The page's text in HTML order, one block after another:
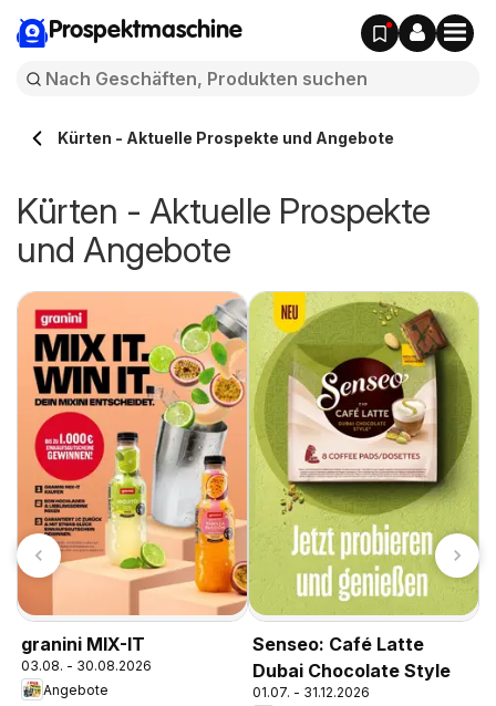
Prospektmaschine
Kürten - Aktuelle Prospekte und Angebote
Kürten - Aktuelle Prospekte
und Angebote
granini MIX-IT
03.08. - 30.08.2026
Angebote
Senseo: Café Latte
Dubai Chocolate Style
01.07. - 31.12.2026